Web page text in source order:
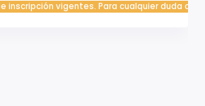
inscripción vigentes. Para cualquier duda